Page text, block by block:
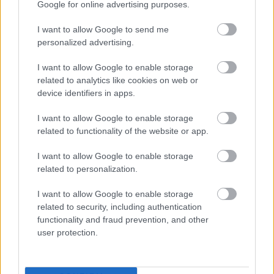
Google for online advertising purposes.
I want to allow Google to send me
personalized advertising.
I want to allow Google to enable storage
related to analytics like cookies on web or
device identifiers in apps.
I want to allow Google to enable storage
related to functionality of the website or app.
I want to allow Google to enable storage
related to personalization.
I want to allow Google to enable storage
related to security, including authentication
functionality and fraud prevention, and other
user protection.
Νέο πρόγραμμα «Ανακαινίζω»: Τι
διευκρίνισε ο Παπαθανάσης
, 28 Ιανουαρίου 2026 Οικονομία